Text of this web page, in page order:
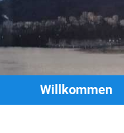
Willkommen